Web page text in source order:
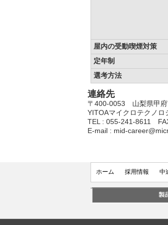
屋内の受動喫煙対策
定年制
選考方法
連絡先
〒400-0053 山梨県甲府
YITOAマイクロテクノ
TEL : 055-241-8611
E-mail : mid-
ホーム 採用情報 中